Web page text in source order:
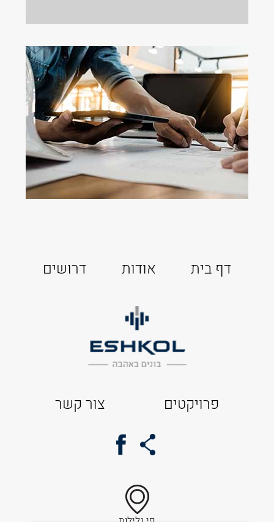
דף בית אודות דרושים
פרויקטים צור קשר